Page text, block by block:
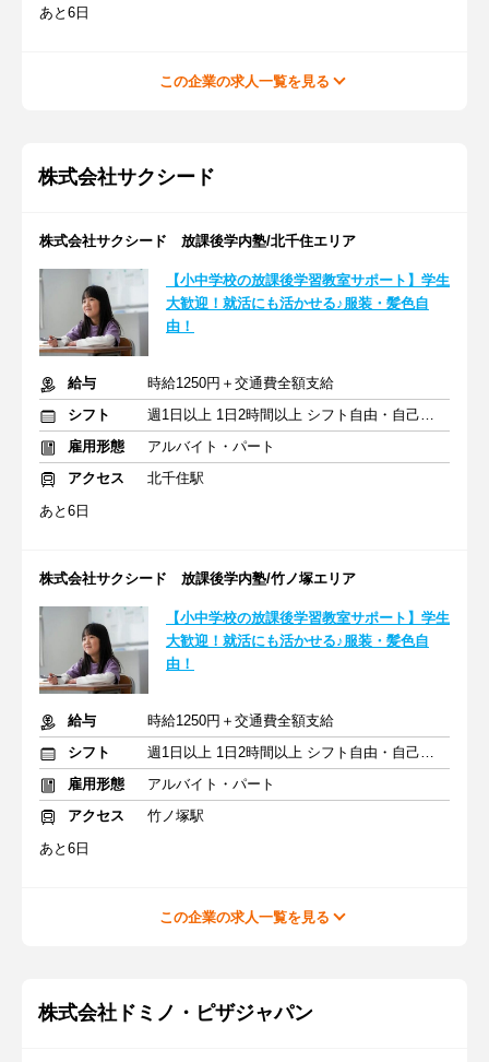
あと6日
この企業の求人一覧を見る
株式会社サクシード
株式会社サクシード 放課後学内塾/北千住エリア
【小中学校の放課後学習教室サポート】学生
大歓迎！就活にも活かせる♪服装・髪色自
由！
給与
時給1250円＋交通費全額支給
シフト
週1日以上 1日2時間以上 シフト自由・自己申告
雇用形態
アルバイト・パート
アクセス
北千住駅
あと6日
株式会社サクシード 放課後学内塾/竹ノ塚エリア
【小中学校の放課後学習教室サポート】学生
大歓迎！就活にも活かせる♪服装・髪色自
由！
給与
時給1250円＋交通費全額支給
シフト
週1日以上 1日2時間以上 シフト自由・自己申告
雇用形態
アルバイト・パート
アクセス
竹ノ塚駅
あと6日
この企業の求人一覧を見る
株式会社ドミノ・ピザジャパン